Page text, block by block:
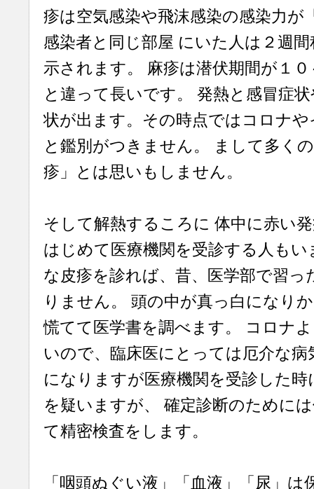
疹は空気感染や飛沫感染の感染力が
感染者と同じ部屋 にいた人は２週
示されます。 麻疹は潜伏期間が１
と違って長いです。 発熱と感冒症
状が出ます。その時点ではコロナ
と鑑別がつきません。 まして多く
疹」とは思いもしません。
そして解熱するころに 体中に赤い
はじめて医療機関を受診する人もい
な皮疹を診れば、昔、医学部で習っ
りません。 頭の中が真っ白になり
慌てて医学書を調べます。 コロナ
いので、臨床医にとっては厄介な病
になりますが医療機関を受診した時
を疑いますが、 確定診断のために
て精密検査をします。
「咽頭ぬぐい液」「血液」「尿」